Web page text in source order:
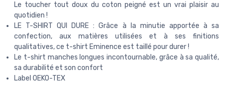
Le toucher tout doux du coton peigné est un vrai plaisir au
quotidien !
LE T-SHIRT QUI DURE : Grâce à la minutie apportée à sa
confection, aux matières utilisées et à ses finitions
qualitatives, ce t-shirt Eminence est taillé pour durer !
Le t-shirt manches longues incontournable, grâce à sa qualité,
sa durabilité et son confort
Label OEKO-TEX